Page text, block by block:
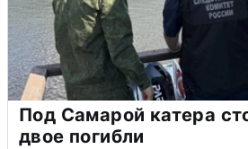
Под Самарой катера
двое погибли